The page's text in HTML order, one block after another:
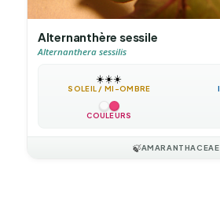
Alternanthère sessile
Alternanthera sessilis
☀️☀️☀️
SOLEIL / MI-OMBRE
COULEURS
🍃AMARANTHACEAE